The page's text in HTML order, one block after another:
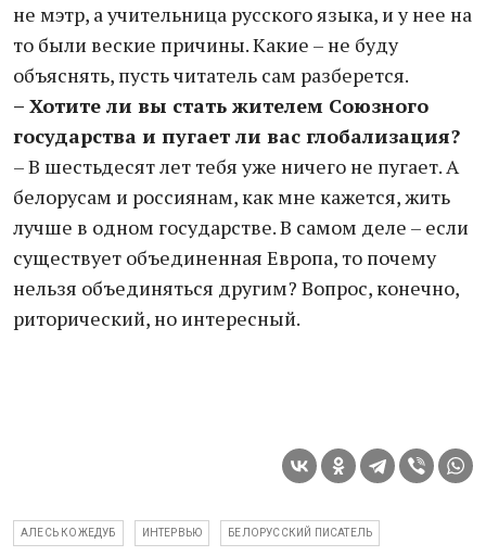
не мэтр, а учительница русского языка, и у нее на
то были веские причины. Какие – не буду
объяснять, пусть читатель сам разберется.
– Хотите ли вы стать жителем Союзного
государства и пугает ли вас глобализация?
– В шестьдесят лет тебя уже ничего не пугает. А
белорусам и россиянам, как мне кажется, жить
лучше в одном государстве. В самом деле – если
существует объединенная Европа, то почему
нельзя объединяться другим? Вопрос, конечно,
риторический, но интересный.
АЛЕСЬ КОЖЕДУБ ИНТЕРВЬЮ БЕЛОРУССКИЙ ПИСАТЕЛЬ